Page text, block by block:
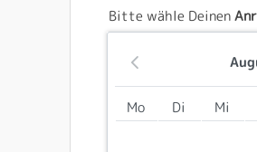
Bitte wähle Deinen
Mo Di Mi